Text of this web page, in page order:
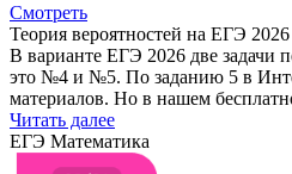
Смотреть
Теория вероятностей на ЕГЭ
В варианте ЕГЭ 2026 две задачи
это №4 и №5. По заданию 5 в
материалов. Но в нашем
Читать далее
ЕГЭ Математика